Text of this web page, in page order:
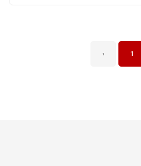
‹ 1